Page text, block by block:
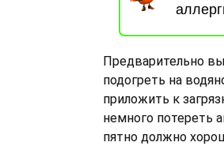
Предварительно
подогреть на
приложить к
немного потереть
пятно должно